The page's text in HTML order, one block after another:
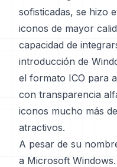
sofisticadas, se hizo
iconos de mayor
capacidad de
introducción de
el formato ICO para
con transparencia
iconos mucho más
atractivos.
A pesar de su
a Microsoft